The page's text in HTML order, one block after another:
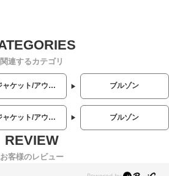
関連するカテゴリ
ジャケット/アウター ブルゾン
ジャケット/アウター ブルゾン
お客様のレビュー